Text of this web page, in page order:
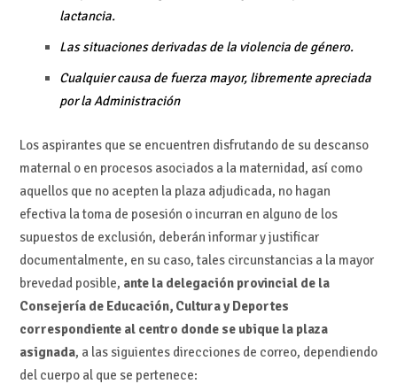
lactancia.
Las situaciones derivadas de la violencia de género.
Cualquier causa de fuerza mayor, libremente apreciada
por la Administración
Los aspirantes que se encuentren disfrutando de su descanso
maternal o en procesos asociados a la maternidad, así como
aquellos que no acepten la plaza adjudicada, no hagan
efectiva la toma de posesión o incurran en alguno de los
supuestos de exclusión, deberán informar y justificar
documentalmente, en su caso, tales circunstancias a la mayor
brevedad posible, ante la delegación provincial de la
Consejería de Educación, Cultura y Deportes
correspondiente al centro donde se ubique la plaza
asignada, a las siguientes direcciones de correo, dependiendo
del cuerpo al que se pertenece: